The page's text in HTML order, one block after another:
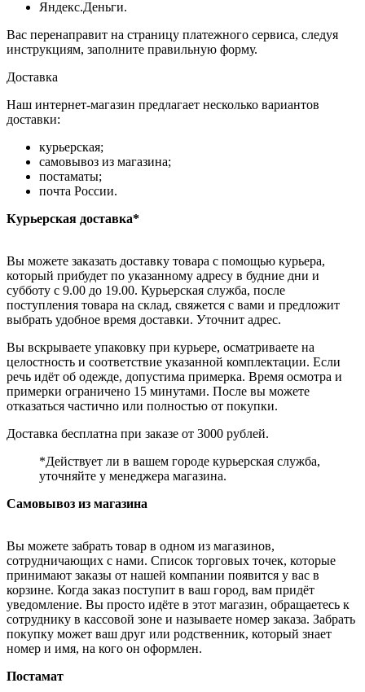
Яндекс.Деньги.
Вас перенаправит на страницу платежного сервиса, следуя
инструкциям, заполните правильную форму.
Доставка
Наш интернет-магазин предлагает несколько вариантов
доставки:
курьерская;
самовывоз из магазина;
постаматы;
почта России.
Курьерская доставка*
Вы можете заказать доставку товара с помощью курьера,
который прибудет по указанному адресу в будние дни и
субботу с 9.00 до 19.00. Курьерская служба, после
поступления товара на склад, свяжется с вами и предложит
выбрать удобное время доставки. Уточнит адрес.
Вы вскрываете упаковку при курьере, осматриваете на
целостность и соответствие указанной комплектации. Если
речь идёт об одежде, допустима примерка. Время осмотра и
примерки ограничено 15 минутами. После вы можете
отказаться частично или полностью от покупки.
Доставка бесплатна при заказе от 3000 рублей.
*Действует ли в вашем городе курьерская служба,
уточняйте у менеджера магазина.
Самовывоз из магазина
Вы можете забрать товар в одном из магазинов,
сотрудничающих с нами. Список торговых точек, которые
принимают заказы от нашей компании появится у вас в
корзине. Когда заказ поступит в ваш город, вам придёт
уведомление. Вы просто идёте в этот магазин, обращаетесь к
сотруднику в кассовой зоне и называете номер заказа. Забрать
покупку может ваш друг или родственник, который знает
номер и имя, на кого он оформлен.
Постамат